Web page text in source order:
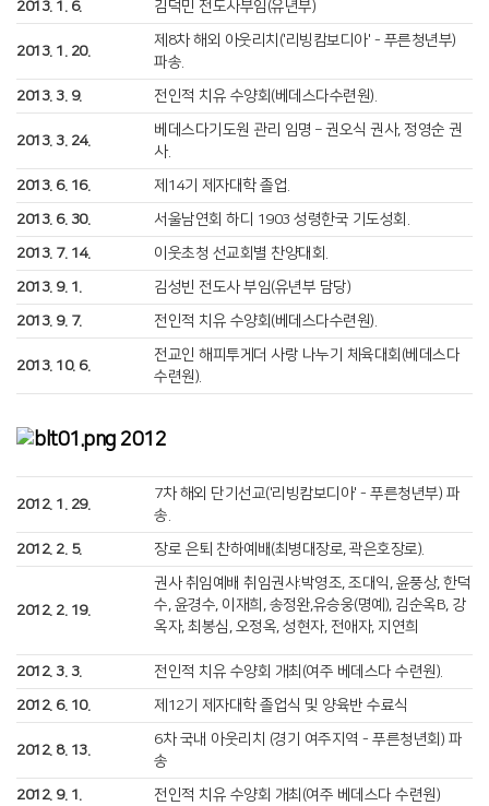
2013. 1. 6. 김덕민 전도사부임(유년부)
2013. 1. 20.
제8차 해외 아웃리치('리빙캄보디아' - 푸른청년부)
파송.
2013. 3. 9.
전인적 치유 수양회(베데스다수련원).
2013. 3. 24.
베데스다기도원 관리 임명 – 권오식 권사, 정영순 권
사.
2013. 6. 16.
제14기 제자대학 졸업.
2013. 6. 30.
서울남연회 하디 1903 성령한국 기도성회.
2013. 7. 14.
이웃초청 선교회별 찬양대회.
2013. 9. 1.
김성빈 전도사 부임(유년부 담당)
2013. 9. 7.
전인적 치유 수양회(베데스다수련원).
2013. 10. 6.
전교인 해피투게더 사랑 나누기 체육대회(베데스다
수련원).
2012
2012. 1. 29.
7차 해외 단기선교('리빙캄보디아' - 푸른청년부) 파
송.
2012. 2. 5.
장로 은퇴 찬하예배(최병대장로, 곽은호장로).
2012. 2. 19.
권사 취임예배 취임권사:박영조, 조대익, 윤풍상, 한덕
수, 윤경수, 이재희, 송정완,유승웅(명예), 김순옥B, 강
옥자, 최봉심, 오정옥, 성현자, 전애자, 지연희
2012. 3. 3.
전인적 치유 수양회 개최(여주 베데스다 수련원).
2012. 6. 10.
제12기 제자대학 졸업식 및 양육반 수료식
2012. 8. 13.
6차 국내 아웃리치 (경기 여주지역 - 푸른청년회) 파
송
2012. 9. 1.
전인적 치유 수양회 개최(여주 베데스다 수련원)